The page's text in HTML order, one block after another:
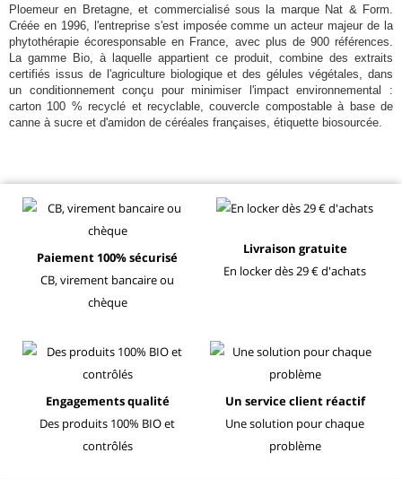
Ploemeur en Bretagne, et commercialisé sous la marque Nat & Form.
Créée en 1996, l'entreprise s'est imposée comme un acteur majeur de la
phytothérapie écoresponsable en France, avec plus de 900 références.
La gamme Bio, à laquelle appartient ce produit, combine des extraits
certifiés issus de l'agriculture biologique et des gélules végétales, dans
un conditionnement conçu pour minimiser l'impact environnemental :
carton 100 % recyclé et recyclable, couvercle compostable à base de
canne à sucre et d'amidon de céréales françaises, étiquette biosourcée.
Paiement 100% sécurisé
CB, virement bancaire ou
chèque
Livraison gratuite
En locker dès 29 € d'achats
Engagements qualité
Des produits 100% BIO et
contrôlés
Un service client réactif
Une solution pour chaque
problème